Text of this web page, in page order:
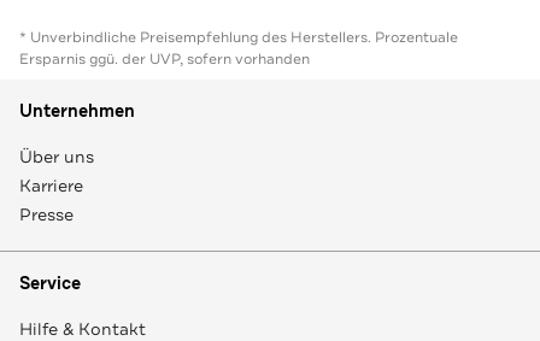
* Unverbindliche Preisempfehlung des Herstellers. Prozentuale
Ersparnis ggü. der UVP, sofern vorhanden
Unternehmen
Über uns
Karriere
Presse
Service
Hilfe & Kontakt